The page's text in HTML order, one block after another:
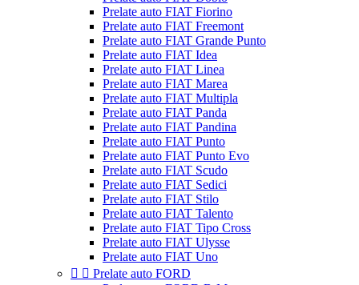
Prelate auto FIAT Fiorino
Prelate auto FIAT Freemont
Prelate auto FIAT Grande Punto
Prelate auto FIAT Idea
Prelate auto FIAT Linea
Prelate auto FIAT Marea
Prelate auto FIAT Multipla
Prelate auto FIAT Panda
Prelate auto FIAT Pandina
Prelate auto FIAT Punto
Prelate auto FIAT Punto Evo
Prelate auto FIAT Scudo
Prelate auto FIAT Sedici
Prelate auto FIAT Stilo
Prelate auto FIAT Talento
Prelate auto FIAT Tipo Cross
Prelate auto FIAT Ulysse
Prelate auto FIAT Uno
  Prelate auto FORD